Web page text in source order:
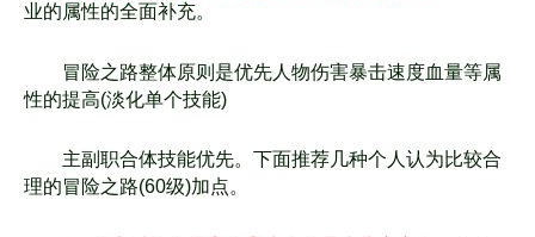
业的属性的全面补充。
冒险之路整体原则是优先人物伤害暴击速度血量等属
性的提高(淡化单个技能)
主副职合体技能优先。下面推荐几种个人认为比较合
理的冒险之路(60级)加点。